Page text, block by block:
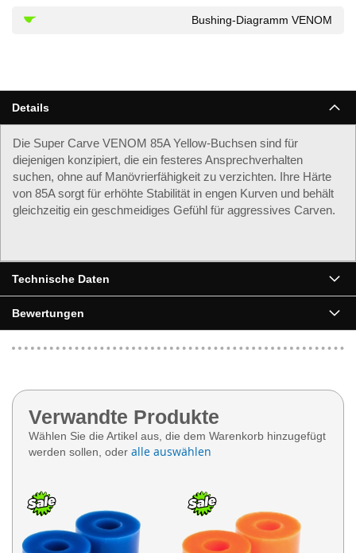
Bushing-Diagramm VENOM
Details
Die Super Carve VENOM 85A Yellow-Buchsen sind für
diejenigen konzipiert, die ein festeres Ansprechverhalten
suchen, ohne auf Manövrierfähigkeit zu verzichten. Ihre Härte
von 85A sorgt für erhöhte Stabilität in engen Kurven und behält
gleichzeitig ein geschmeidiges Gefühl für aggressives Carven.
Technische Daten
Bewertungen
Verwandte Produkte
Wählen Sie die Artikel aus, die dem Warenkorb hinzugefügt
werden sollen, oder alle auswählen